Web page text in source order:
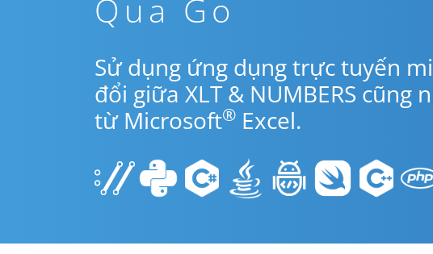
Qua Go
Sử dụng ứng dụng trực tuyến
đổi giữa XLT & NUMBERS
từ Microsoft® Excel.